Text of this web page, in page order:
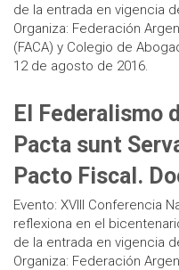
de la entrada en vigencia
Organiza: Federación
(FACA) y Colegio de
12 de agosto de 2016.
El Federalismo
Pacta sunt
Pacto Fiscal.
Evento: XVIII Conferencia
reflexiona en el
de la entrada en vigencia
Organiza: Federación